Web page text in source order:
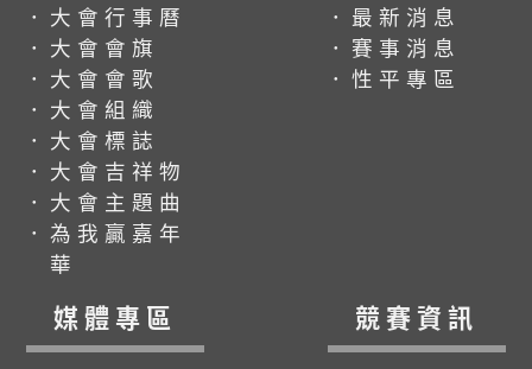
．大會行事曆
．大會會旗
．大會會歌
．大會組織
．大會標誌
．大會吉祥物
．大會主題曲
．為我贏嘉年
華
．最新消息
．賽事消息
．性平專區
媒體專區 競賽資訊